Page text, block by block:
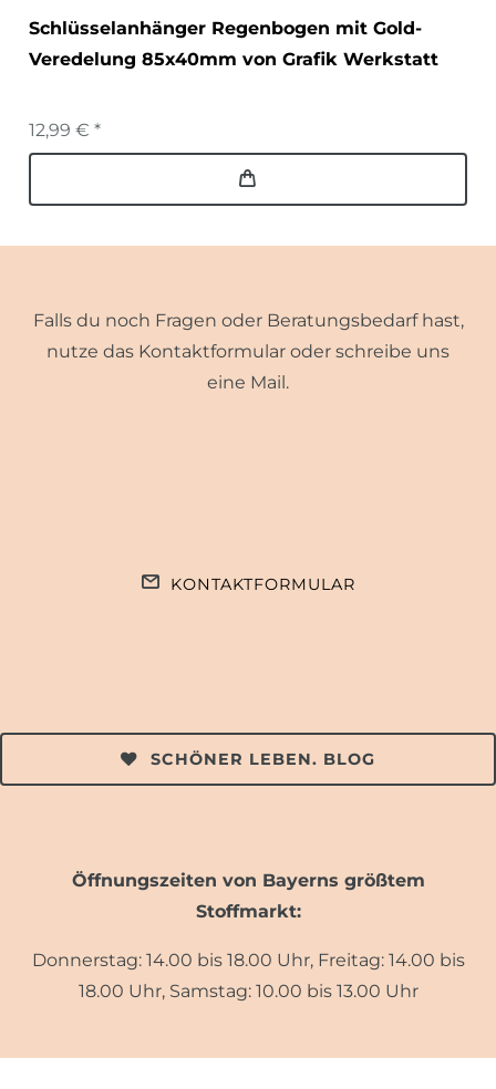
Schlüsselanhänger Regenbogen mit Gold-
Veredelung 85x40mm von Grafik Werkstatt
12,99 € *
Falls du noch Fragen oder Beratungsbedarf hast,
nutze das Kontaktformular oder schreibe uns
eine Mail.
KONTAKTFORMULAR
SCHÖNER LEBEN. BLOG
Öffnungszeiten von Bayerns größtem
Stoffmarkt:
Donnerstag: 14.00 bis 18.00 Uhr, Freitag: 14.00 bis
18.00 Uhr, Samstag: 10.00 bis 13.00 Uhr